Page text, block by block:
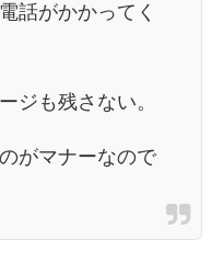
話がかかってく
ジも残さない。
がマナーなので